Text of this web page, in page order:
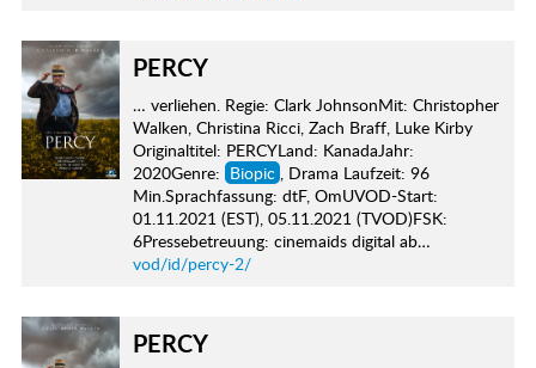
PERCY
… verliehen. Regie: Clark JohnsonMit: Christopher
Walken, Christina Ricci, Zach Braff, Luke Kirby
Originaltitel: PERCYLand: KanadaJahr:
2020Genre: Biopic , Drama Laufzeit: 96
Min.Sprachfassung: dtF, OmUVOD-Start:
01.11.2021 (EST), 05.11.2021 (TVOD)FSK:
6Pressebetreuung: cinemaids digital ab…
vod/id/percy-2/
PERCY